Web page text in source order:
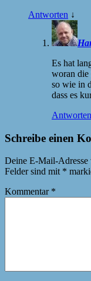
Antworten ↓
Es hat
woran die
so wie in
dass es
Antworten
Schreibe einen
Deine E-Mail-
Felder sind mit *
Kommentar *